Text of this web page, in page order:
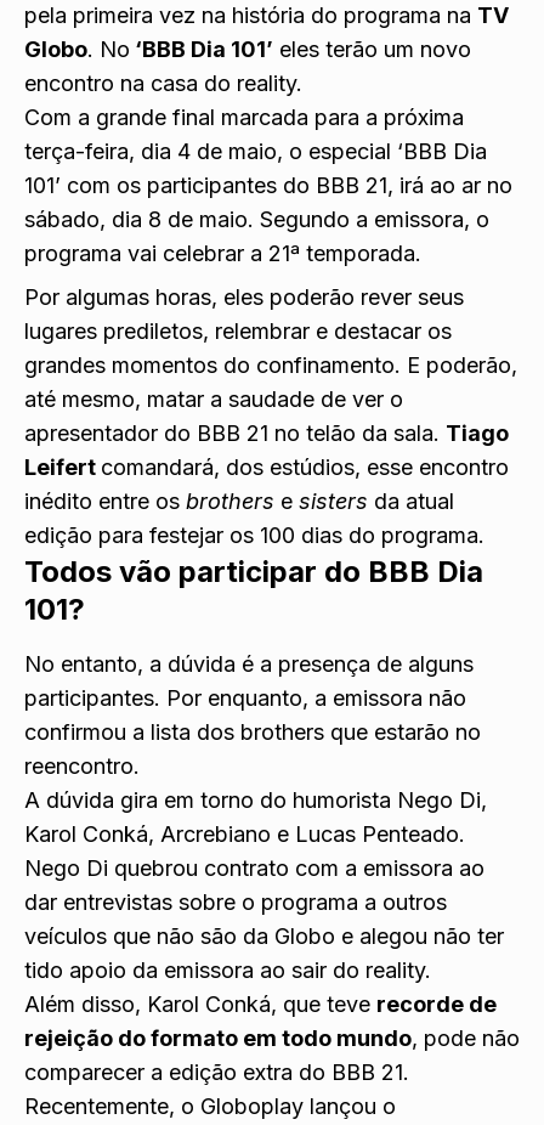
pela primeira vez na história do programa na TV
Globo. No ‘BBB Dia 101’ eles terão um novo
encontro na casa do reality.
Com a grande final marcada para a próxima
terça-feira, dia 4 de maio, o especial ‘BBB Dia
101’ com os participantes do BBB 21, irá ao ar no
sábado, dia 8 de maio. Segundo a emissora, o
programa vai celebrar a 21ª temporada.
Por algumas horas, eles poderão rever seus
lugares prediletos, relembrar e destacar os
grandes momentos do confinamento. E poderão,
até mesmo, matar a saudade de ver o
apresentador do BBB 21 no telão da sala. Tiago
Leifert comandará, dos estúdios, esse encontro
inédito entre os brothers e sisters da atual
edição para festejar os 100 dias do programa.
Todos vão participar do BBB Dia
101?
No entanto, a dúvida é a presença de alguns
participantes. Por enquanto, a emissora não
confirmou a lista dos brothers que estarão no
reencontro.
A dúvida gira em torno do humorista Nego Di,
Karol Conká, Arcrebiano e Lucas Penteado.
Nego Di quebrou contrato com a emissora ao
dar entrevistas sobre o programa a outros
veículos que não são da Globo e alegou não ter
tido apoio da emissora ao sair do reality.
Além disso, Karol Conká, que teve recorde de
rejeição do formato em todo mundo, pode não
comparecer a edição extra do BBB 21.
Recentemente, o Globoplay lançou o